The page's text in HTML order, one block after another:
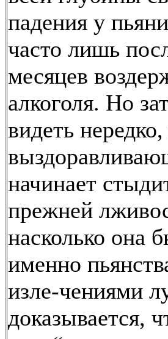
падения у
часто лишь
месяцев
алкоголя. Но
видеть
начинает
прежней
насколько она
именно
изле-чениями
доказывается,